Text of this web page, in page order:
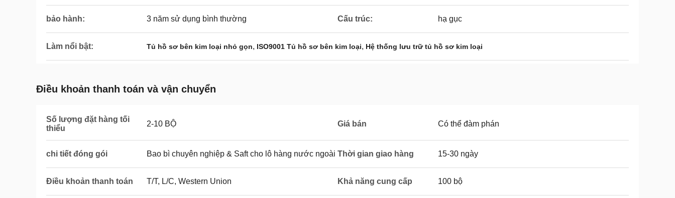
bảo hành: 3 năm sử dụng bình thường Cấu trúc: hạ gục
Làm nổi bật: Tủ hồ sơ bên kim loại nhỏ gọn, ISO9001 Tủ hồ sơ bên kim loại, Hệ thống lưu trữ tủ hồ sơ kim loại
Điều khoản thanh toán và vận chuyển
Số lượng đặt hàng tối
thiểu
2-10 BỘ Giá bán Có thể đàm phán
chi tiết đóng gói Bao bì chuyên nghiệp & Saft cho lô hàng nước ngoài Thời gian giao hàng 15-30 ngày
Điều khoản thanh toán T/T, L/C, Western Union Khả năng cung cấp 100 bộ